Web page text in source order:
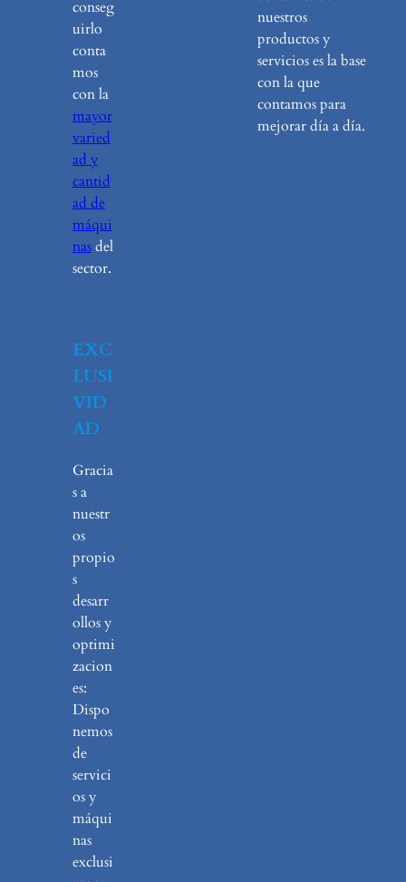
conseg
uirlo
conta
mos
con la
mayor
varied
ad y
cantid
ad de
máqui
nasdel
sector.
EXC
LUSI
VID
AD
Gracia
s a
nuestr
os
propio
s
desarr
ollos y
optimi
zacion
es:
Dispo
nemos
de
servici
os y
máqui
nas
exclusi
nuestros
productos y
servicios es la base
con la que
contamos para
mejorar día a día.